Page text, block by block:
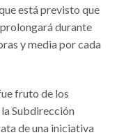
está previsto que
durante
y media por cada
fruto de los
Subdirección
de una iniciativa